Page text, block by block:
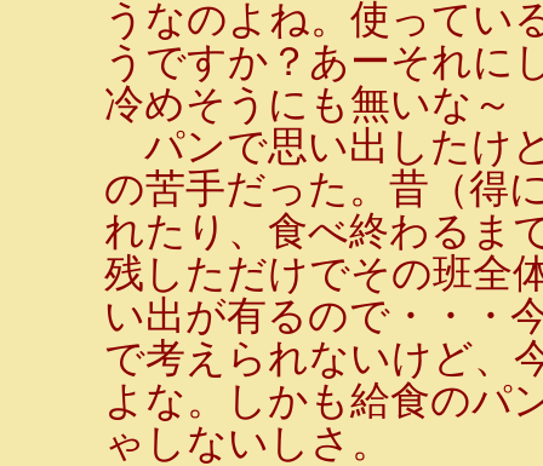
うなのよね。使ってい
うですか？あーそれに
冷めそうにも無いな～
パンで思い出したけ
の苦手だった。昔（得
れたり、食べ終わるま
残しただけでその班全
い出が有るので・・・
で考えられないけど、
よな。しかも給食のパ
ゃしないしさ。